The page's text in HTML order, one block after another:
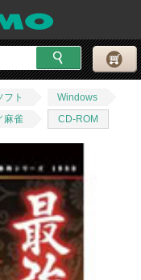
フト
Windows
麻雀 CD-ROM